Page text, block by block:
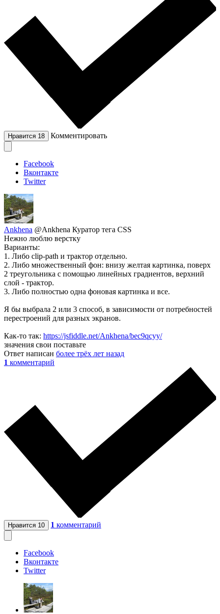
Нравится 18 Комментировать
Facebook
Вконтакте
Twitter
Ankhena @Ankhena Куратор тега CSS
Нежно люблю верстку
Варианты:
1. Либо clip-path и трактор отдельно.
2. Либо множественный фон: внизу желтая картинка, поверх
2 треугольника с помощью линейных градиентов, верхний
слой - трактор.
3. Либо полностью одна фоновая картинка и все.
Я бы выбрала 2 или 3 способ, в зависимости от потребностей
перестроений для разных экранов.
Как-то так: https://jsfiddle.net/Ankhena/bec9qcyy/
значения свои поставьте
Ответ написан более трёх лет назад
1 комментарий
Нравится 10 1 комментарий
Facebook
Вконтакте
Twitter